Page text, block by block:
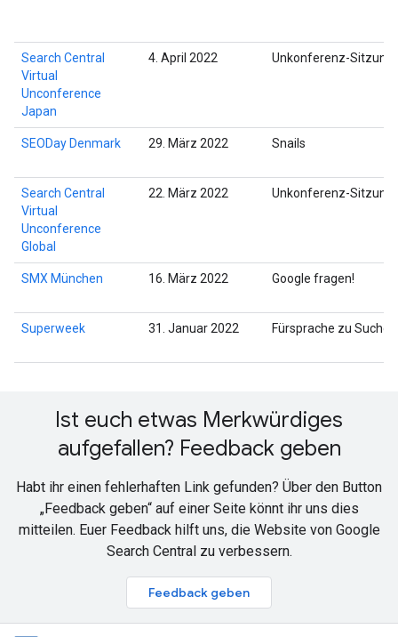
Search Central
Virtual
Unconference
Japan
4. April 2022 Unkonferenz-
SEODay Denmark 29. März 2022 Snails
Search Central
Virtual
Unconference
Global
22. März 2022 Unkonferenz-
SMX München 16. März 2022 Google fragen!
Superweek 31. Januar 2022 Fürsprache zu
Ist euch etwas Merkwürdiges
aufgefallen? Feedback geben
Habt ihr einen fehlerhaften Link gefunden? Über den Button
„Feedback geben“ auf einer Seite könnt ihr uns dies
mitteilen. Euer Feedback hilft uns, die Website von Google
Search Central zu verbessern.
Feedback geben